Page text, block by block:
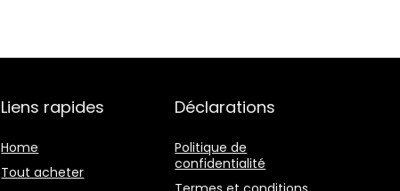
Liens rapides
Home
Tout acheter
Déclarations
Politique de
confidentialité